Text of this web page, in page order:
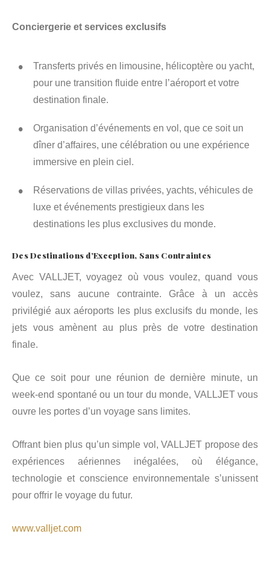
Conciergerie et services exclusifs
Transferts privés en limousine, hélicoptère ou yacht,
pour une transition fluide entre l’aéroport et votre
destination finale.
Organisation d’événements en vol, que ce soit un
dîner d’affaires, une célébration ou une expérience
immersive en plein ciel.
Réservations de villas privées, yachts, véhicules de
luxe et événements prestigieux dans les
destinations les plus exclusives du monde.
Des Destinations d’Exception, Sans Contraintes
Avec VALLJET, voyagez où vous voulez, quand vous
voulez, sans aucune contrainte. Grâce à un accès
privilégié aux aéroports les plus exclusifs du monde, les
jets vous amènent au plus près de votre destination
finale.
Que ce soit pour une réunion de dernière minute, un
week-end spontané ou un tour du monde, VALLJET vous
ouvre les portes d’un voyage sans limites.
Offrant bien plus qu’un simple vol, VALLJET propose des
expériences aériennes inégalées, où élégance,
technologie et conscience environnementale s’unissent
pour offrir le voyage du futur.
www.valljet.com